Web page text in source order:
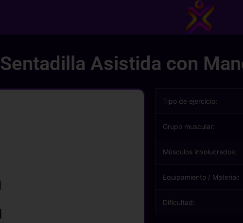
Sentadilla Asistida con
Tipo de ejercicio:
Grupo muscular:
Músculos involucrados:
Equipamiento / Material:
Dificultad: